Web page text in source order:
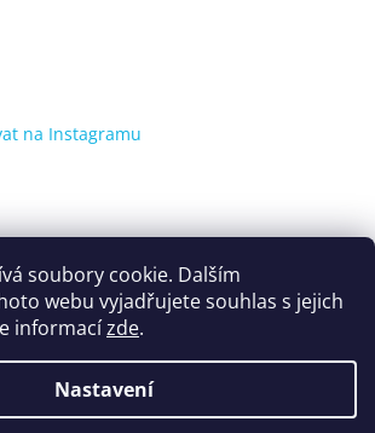
soubory cookie. Dalším
webu vyjadřujete souhlas s jejich
informacízde.
Nastavení
na Instagramu
Vytvořil Shoptet